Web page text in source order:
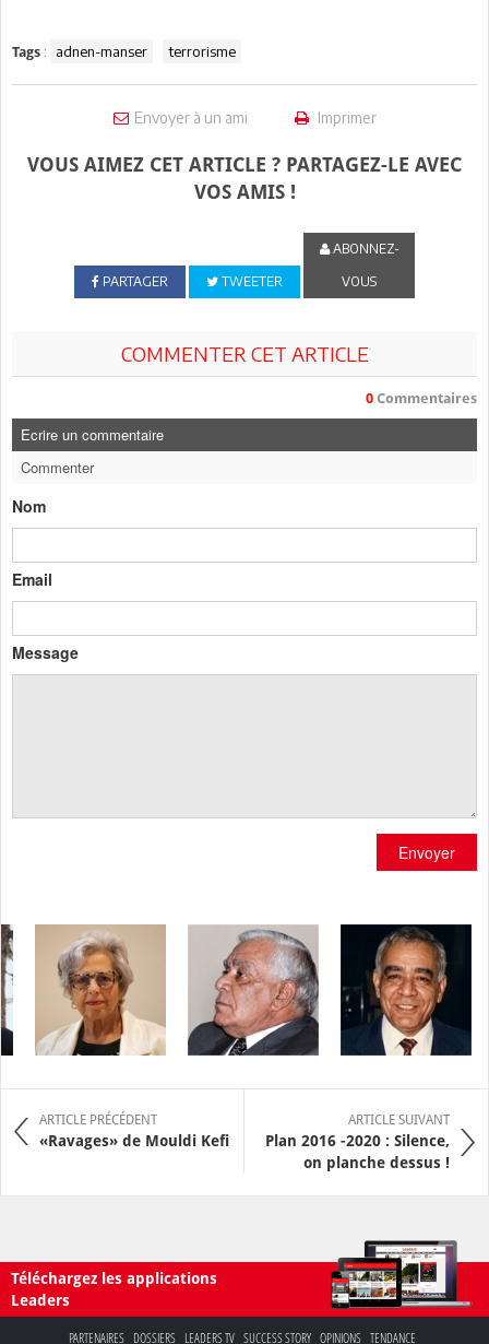
Tags : adnen-manser terrorisme
Envoyer à un ami Imprimer
VOUS AIMEZ CET ARTICLE ? PARTAGEZ-LE AVEC
VOS AMIS !
PARTAGER TWEETER
ABONNEZ-
VOUS
COMMENTER CET ARTICLE
0 Commentaires
Ecrire un commentaire
Commenter
Nom
Email
Message
Envoyer
ARTICLE PRÉCÉDENT
«Ravages» de Mouldi Kefi
ARTICLE SUIVANT
Plan 2016 -2020 : Silence,
on planche dessus !
Téléchargez les applications
Leaders
PARTENAIRES DOSSIERS LEADERS TV SUCCESS STORY OPINIONS TENDANCE